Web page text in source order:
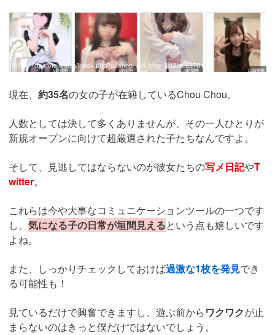
引用：https://fujoho.jp/index.php?p=shop_girl_blog_list&id=63701
現在、 約35名の女の子が在籍しているChou Chou。
人数としては決して多くありませんが、その一人ひとりが
新規オープンに向けて超厳選された子たちなんですよ。
そして、見逃してはならないのが彼女たちの写メ日記やT
witter。
これらは今や大事なコミュニケーションツールの一つです
し、 気になる子の日常が垣間見えるという点も嬉しいです
よね。
また、しっかりチェックしておけば過激な1枚を発見でき
る可能性も！
見ているだけで興奮できますし、遊ぶ前からワクワクが止
まらないのはきっと僕だけではないでしょう。